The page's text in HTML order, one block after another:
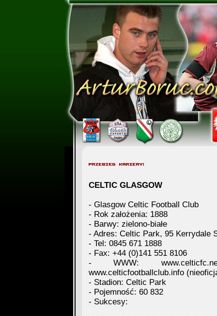
CELTIC GLASGOW
- Glasgow Celtic Football Club
- Rok założenia: 1888
- Barwy: zielono-białe
- Adres: Celtic Park, 95 Kerrydale
- Tel: 0845 671 1888
- Fax: +44 (0)141 551 8106
- WWW:
www.celticfootballclub.info
- Stadion: Celtic Park
- Pojemność: 60 832
- Sukcesy: